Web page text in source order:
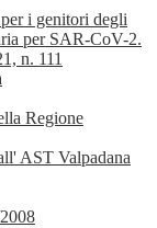
i genitori degli
per SAR-CoV-2.
n. 111
Regione
AST Valpadana